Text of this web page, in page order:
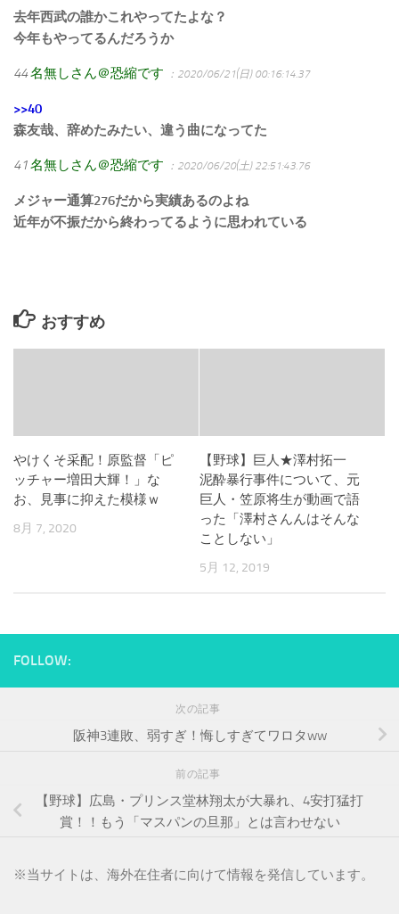
去年西武の誰かこれやってたよな？
今年もやってるんだろうか
44名無しさん＠恐縮です ：2020/06/21(日) 00:16:14.37
>>40
森友哉、辞めたみたい、違う曲になってた
41名無しさん＠恐縮です ：2020/06/20(土) 22:51:43.76
メジャー通算276だから実績あるのよね
近年が不振だから終わってるように思われている
おすすめ
やけくそ采配！原監督「ピ
ッチャー増田大輝！」な
お、見事に抑えた模様ｗ
8月 7, 2020
【野球】巨人★澤村拓一
泥酔暴行事件について、元
巨人・笠原将生が動画で語
った「澤村さんんはそんな
ことしない」
5月 12, 2019
FOLLOW:
次の記事
阪神3連敗、弱すぎ！悔しすぎてワロタww
前の記事
【野球】広島・プリンス堂林翔太が大暴れ、4安打猛打
賞！！もう「マスパンの旦那」とは言わせない
※当サイトは、海外在住者に向けて情報を発信しています。